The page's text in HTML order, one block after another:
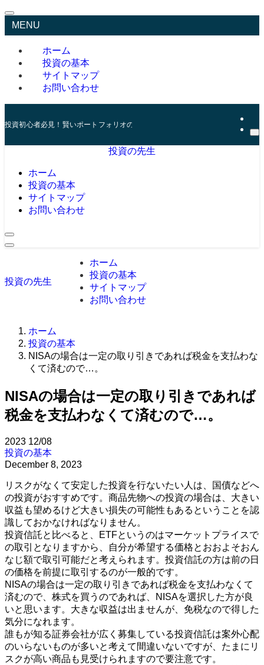
MENU
ホーム
投資の基本
サイトマップ
お問い合わせ
投資初心者必見！賢いポートフォリオの組み方とリスク管理の秘訣
投資の先生
ホーム
投資の基本
サイトマップ
お問い合わせ
投資の先生
ホーム
投資の基本
サイトマップ
お問い合わせ
ホーム
投資の基本
NISAの場合は一定の取り引きであれば税金を支払わな
くて済むので…。
NISAの場合は一定の取り引きであれば
税金を支払わなくて済むので…。
2023 12/08
投資の基本
December 8, 2023
リスクがなくて安定した投資を行ないたい人は、国債などへ
の投資がおすすめです。商品先物への投資の場合は、大きい
収益も望めるけど大きい損失の可能性もあるということを認
識しておかなければなりません。
投資信託と比べると、ETFというのはマーケットプライスで
の取引となりますから、自分が希望する価格とおおよそおん
なじ額で取引可能だと考えられます。投資信託の方は前の日
の価格を前提に取引するのが一般的です。
NISAの場合は一定の取り引きであれば税金を支払わなくて
済むので、株式を買うのであれば、NISAを選択した方が良
いと思います。大きな収益は出ませんが、免税なので得した
気分になれます。
誰もが知る証券会社が広く募集している投資信託は案外心配
のいらないものが多いと考えて間違いないですが、たまにリ
スクが高い商品も見受けられますので要注意です。